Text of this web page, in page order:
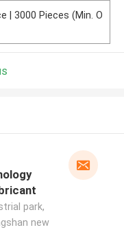
| 3000 Pieces (Min. O
park,
new